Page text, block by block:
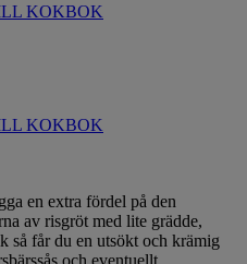
KOKBOK
KOKBOK
en extra fördel på den
av risgröt med lite grädde,
så får du en utsökt och krämig
och eventuellt